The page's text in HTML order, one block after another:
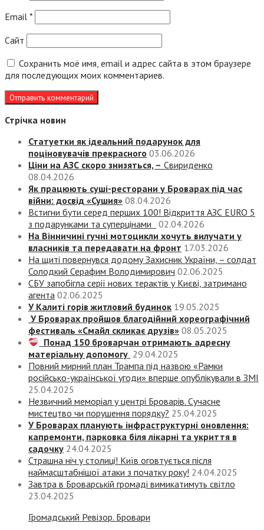
Email *
Сайт
Сохранить моё имя, email и адрес сайта в этом браузере
для последующих моих комментариев.
Стрічка новин
Статуетки як ідеальний подарунок для
поціновувачів прекрасного 03.06.2026
Ціни на АЗС скоро знизяться, – Свириденко
08.04.2026
Як працюють суші-ресторани у Броварах під час
війни: досвід «Сушия» 08.04.2026
Встигни бути серед перших 100! Відкриття АЗС EURO 5
з подарунками та суперцінами
02.04.2026
На Вінничині гучні мотоцикли хочуть вилучати у
власників та передавати на фронт 17.03.2026
На щиті повернувся додому Захисник України, – солдат
Солодкий Серафим Володимирович 02.06.2025
СБУ запобігла серії нових терактів у Києві, затримано
агента 02.06.2025
У Калиті горів житловий будинок 19.05.2025
У Броварах пройшов благодійний хореографічний
фестиваль «Смайл скликає друзів» 08.05.2025
Понад 150 броварчан отримають адресну
матеріальну допомогу 29.04.2025
Повний мирний план Трампа під назвою «‎Рамки
російсько-української угоди» вперше опублікували в ЗМІ
25.04.2025
Незвичний меморіал у центрі Броварів. Сучасне
мистецтво чи порушення порядку? 25.04.2025
У Броварах планують інфраструктурні оновлення:
капремонти, парковка біля лікарні та укриття в
садочку 24.04.2025
Страшна ніч у столиці! Київ оговтується після
наймасштабнішої атаки з початку року! 24.04.2025
Завтра в Броварській громаді вимикатимуть світло
23.04.2025
Громадський Ревізор. Бровари